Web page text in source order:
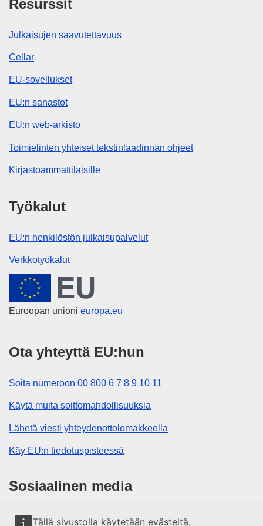
Tällä sivustolla käytetään evästeitä.
Resurssit
Julkaisujen saavutettavuus
Cellar
EU-sovellukset
EU:n sanastot
EU:n web-arkisto
Toimielinten yhteiset tekstinlaadinnan ohjeet
Kirjastoammattilaisille
Työkalut
EU:n henkilöstön julkaisupalvelut
Verkkotyökalut
Euroopan unioni
Euroopan unioni europa.eu
Ota yhteyttä EU:hun
Soita numeroon 00 800 6 7 8 9 10 11
Käytä muita soittomahdollisuuksia
Lähetä viesti yhteydenottolomakkeella
Käy EU:n tiedotuspisteessä
Sosiaalinen media
EU sosiaalisessa mediassa